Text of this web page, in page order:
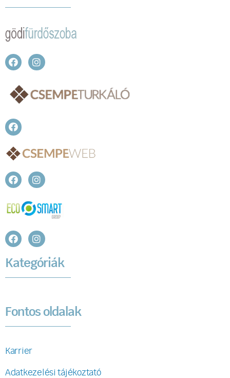
Kategóriák
Fontos oldalak
Karrier
Adatkezelési tájékoztató